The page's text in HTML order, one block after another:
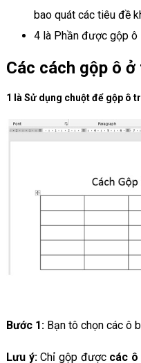
bao quát các tiêu đề
4 là Phần được gộp ô
Các cách gộp ô
1 là Sử dụng chuột để gộp ô
Bước 1:Bạn tô chọn các ô
Lưu ý:Chỉ gộp được các ô